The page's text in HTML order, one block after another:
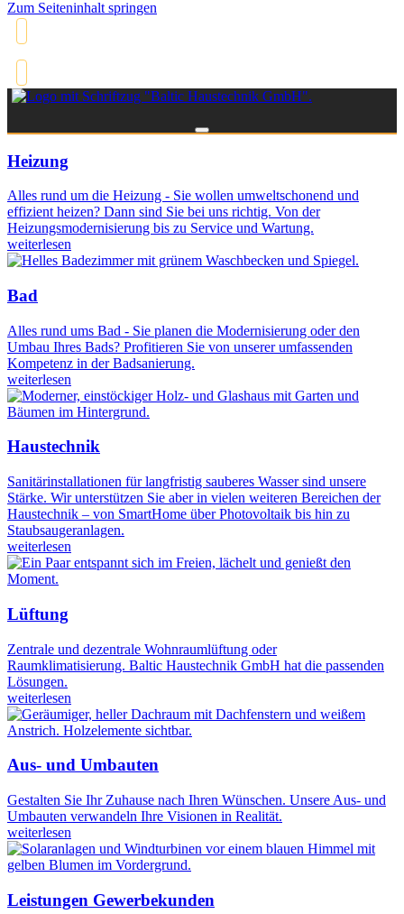
Zum Seiteninhalt springen
0173 2060986
Heizung
Alles rund um die Heizung - Sie wollen umweltschonend und
effizient heizen? Dann sind Sie bei uns richtig. Von der
Heizungsmodernisierung bis zu Service und Wartung.
weiterlesen
Bad
Alles rund ums Bad - Sie planen die Modernisierung oder den
Umbau Ihres Bads? Profitieren Sie von unserer umfassenden
Kompetenz in der Badsanierung.
weiterlesen
Haustechnik
Sanitärinstallationen für langfristig sauberes Wasser sind unsere
Stärke. Wir unterstützen Sie aber in vielen weiteren Bereichen der
Haustechnik – von SmartHome über Photovoltaik bis hin zu
Staubsaugeranlagen.
weiterlesen
Lüftung
Zentrale und dezentrale Wohnraumlüftung oder
Raumklimatisierung. Baltic Haustechnik GmbH hat die passenden
Lösungen.
weiterlesen
Aus- und Umbauten
Gestalten Sie Ihr Zuhause nach Ihren Wünschen. Unsere Aus- und
Umbauten verwandeln Ihre Visionen in Realität.
weiterlesen
Leistungen Gewerbekunden